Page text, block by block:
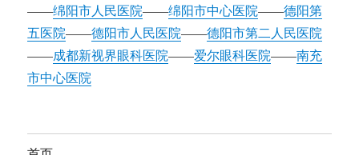
——绵阳市人民医院——绵阳市中心医院——德阳第
五医院——德阳市人民医院——德阳市第二人民医院
——成都新视界眼科医院——爱尔眼科医院——南充
市中心医院